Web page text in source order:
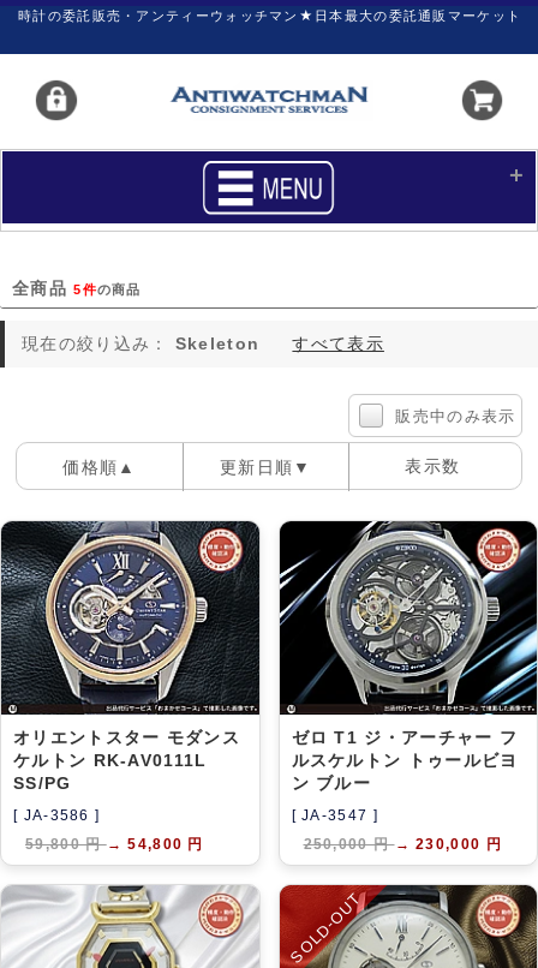
時計の委託販売・アンティーウォッチマン★日本最大の委託通販マーケット
買いたい 売りたい
サポート マイページ
価格ダウン
価格の交渉
アーカイブ ブログ・特集記事
全商品5件の商品
現在の絞り込み： Skeleton すべて表示
販売中のみ表示
価格順▲ 更新日順▼ 表示数
40件
60件
100件
オリエントスター モダンス
ケルトン RK-AV0111L
SS/PG
[ JA-3586 ]
59,800 円→ 54,800 円
ゼロ T1 ジ・アーチャー フ
ルスケルトン トゥールビヨ
ン ブルー
[ JA-3547 ]
250,000 円→ 230,000 円
SOLD-OUT